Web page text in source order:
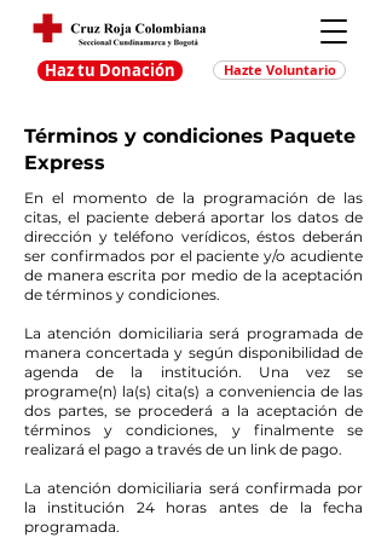
Haz tu Donación Hazte Voluntario
Términos y condiciones Paquete
Express
En el momento de la programación de las
citas, el paciente deberá aportar los datos de
dirección y teléfono verídicos, éstos deberán
ser confirmados por el paciente y/o acudiente
de manera escrita por medio de la aceptación
de términos y condiciones.
La atención domiciliaria será programada de
manera concertada y según disponibilidad de
agenda de la institución. Una vez se
programe(n) la(s) cita(s) a conveniencia de las
dos partes, se procederá a la aceptación de
términos y condiciones, y finalmente se
realizará el pago a través de un link de pago.
La atención domiciliaria será confirmada por
la institución 24 horas antes de la fecha
programada.